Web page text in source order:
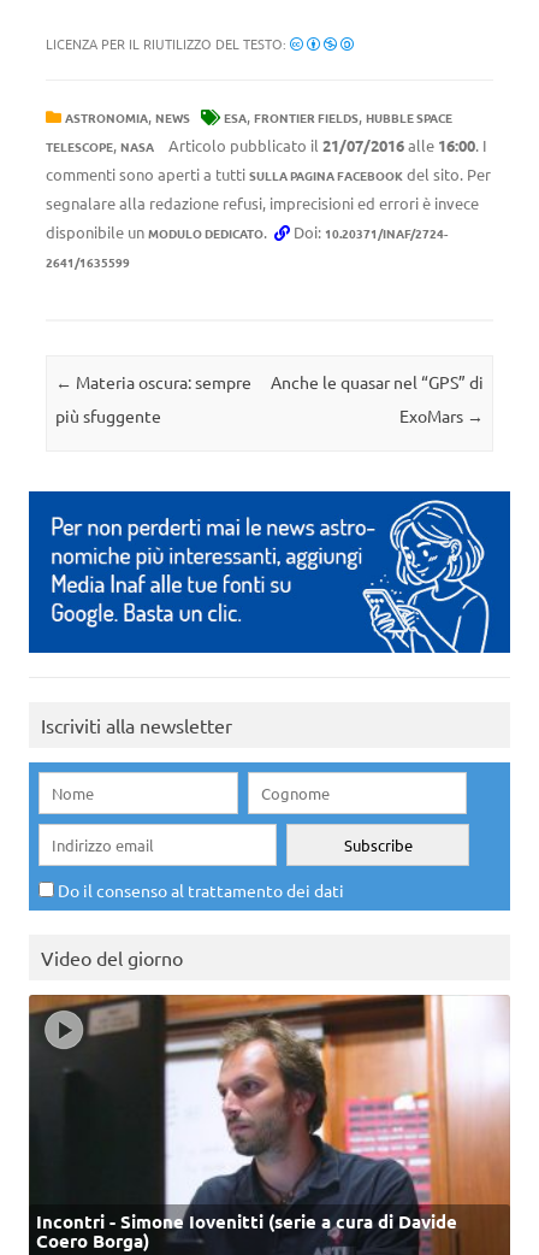
LICENZA PER IL RIUTILIZZO DEL TESTO:
ASTRONOMIA, NEWS ESA, FRONTIER FIELDS, HUBBLE SPACE
TELESCOPE, NASA Articolo pubblicato il 21/07/2016alle 16:00. I
commenti sono aperti a tutti SULLA PAGINA FACEBOOK del sito. Per
segnalare alla redazione refusi, imprecisioni ed errori è invece
disponibile un MODULO DEDICATO. Doi: 10.20371/INAF/2724-
2641/1635599
Navigazione articolo
← Materia oscura: sempre
più sfuggente
Anche le quasar nel “GPS” di
ExoMars →
Iscriviti alla newsletter
Do il consenso al trattamento dei dati
Video del giorno
Incontri - Simone Iovenitti (serie a cura di Davide
Coero Borga)